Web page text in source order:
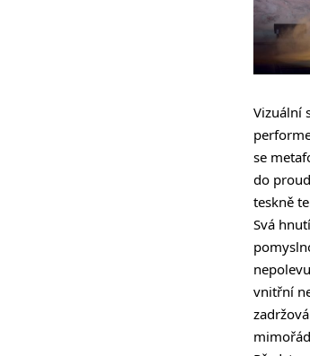
Vizuální
se
do
teskně
Svá
vnitřní